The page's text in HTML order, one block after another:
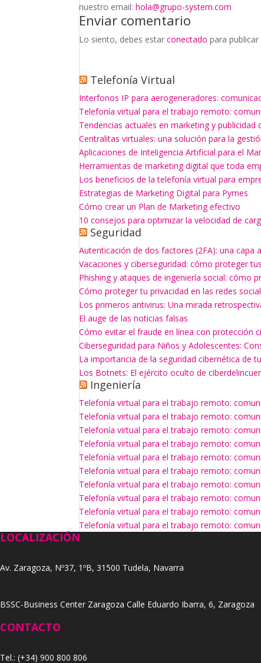
nuestro email:hola@grupo-system.com
Enviar comentario
Lo siento, debes estarconectado para
Telefonía Virtual
Interfonos IP para aerogeneradores:
Telefonía virtual para el trabajo remoto:
Tendencias actuales en marketing y
Centralitas virtuales: una solución para la
Aplicaciones de Inteligencia Artificial para el
Herramientas de marketing digital que toda
Los beneficios de la telefonía virtual para
Estrategias de Marketing Digital para Pymes
Cómo crear un Plan de Marketing efectivo
10 consejos para optimizar la velocidad de
Seguridad
Autenticación de dos factores (2FA): una capa
Vacaciones y ciberseguridad: cómo proteger
Phishing y ataques de ingeniería social: cómo
Cómo proteger tu privacidad en las redes
Los primeros antivirus: Una mirada
El auge de las noticias falsas
Cómo evitar el fraude en línea con protección
Ciberseguridad para Niños y Adolescentes:
La importancia de la seguridad cibernética de
Los Botnets: El ejército oculto de
Ingeniería
Telefonía virtual para el trabajo remoto:
Telefonía virtual para el trabajo remoto:
Telefonía virtual para el trabajo remoto:
Telefonía virtual para el trabajo remoto:
Telefonía virtual para el trabajo remoto:
Telefonía virtual para el trabajo remoto:
Telefonía virtual para el trabajo remoto:
Telefonía virtual para el trabajo remoto:
Telefonía virtual para el trabajo remoto:
Telefonía virtual para el trabajo remoto:
LOCALIZACIÓN
Av. Zaragoza, Nº37, 1ºB, 31500 Tudela, Navarra
BSSC-Business Center Zaragoza Calle Eduardo Ibarra, 6, Zaragoza
CONTACTO
Tel.: (+34) 900 800 806